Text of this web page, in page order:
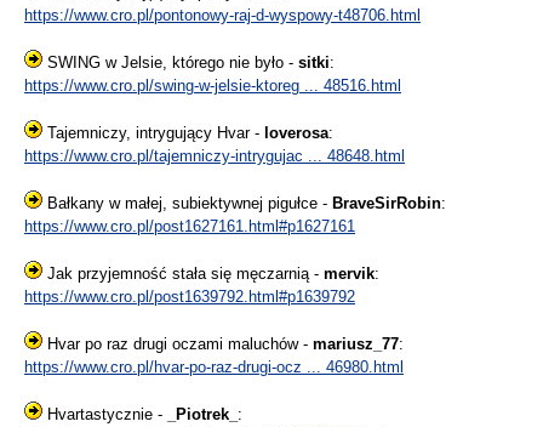
https://www.cro.pl/pontonowy-raj-d-wyspowy-t48706.html
SWING w Jelsie, którego nie było - sitki:
https://www.cro.pl/swing-w-jelsie-ktoreg ... 48516.html
Tajemniczy, intrygujący Hvar - loverosa:
https://www.cro.pl/tajemniczy-intrygujac ... 48648.html
Bałkany w małej, subiektywnej pigułce - BraveSirRobin:
https://www.cro.pl/post1627161.html#p1627161
Jak przyjemność stała się męczarnią - mervik:
https://www.cro.pl/post1639792.html#p1639792
Hvar po raz drugi oczami maluchów - mariusz_77:
https://www.cro.pl/hvar-po-raz-drugi-ocz ... 46980.html
Hvartastycznie - _Piotrek_ :